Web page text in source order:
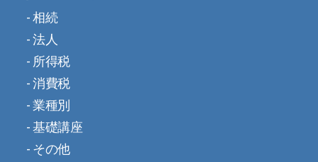
相続
法人
所得税
消費税
業種別
基礎講座
その他